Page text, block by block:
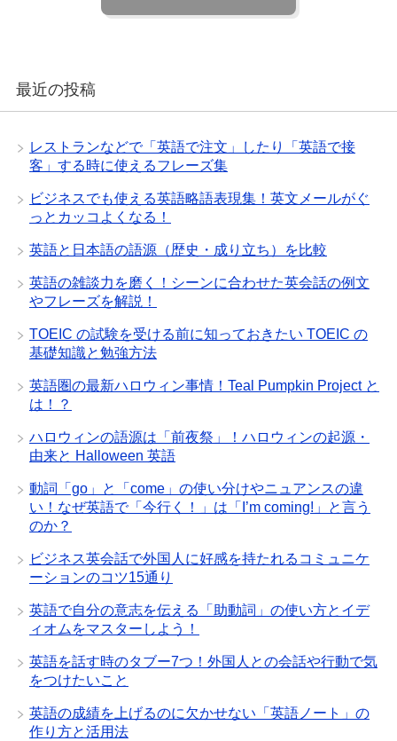
最近の投稿
レストランなどで「英語で注文」したり「英語で接
客」する時に使えるフレーズ集
ビジネスでも使える英語略語表現集！英文メールがぐ
っとカッコよくなる！
英語と日本語の語源（歴史・成り立ち）を比較
英語の雑談力を磨く！シーンに合わせた英会話の例文
やフレーズを解説！
TOEIC の試験を受ける前に知っておきたい TOEIC の
基礎知識と勉強方法
英語圏の最新ハロウィン事情！Teal Pumpkin Project と
は！？
ハロウィンの語源は「前夜祭」！ハロウィンの起源・
由来と Halloween 英語
動詞「go」と「come」の使い分けやニュアンスの違
い！なぜ英語で「今行く！」は「I’m coming!」と言う
のか？
ビジネス英会話で外国人に好感を持たれるコミュニケ
ーションのコツ15通り
英語で自分の意志を伝える「助動詞」の使い方とイデ
ィオムをマスターしよう！
英語を話す時のタブー7つ！外国人との会話や行動で気
をつけたいこと
英語の成績を上げるのに欠かせない「英語ノート」の
作り方と活用法